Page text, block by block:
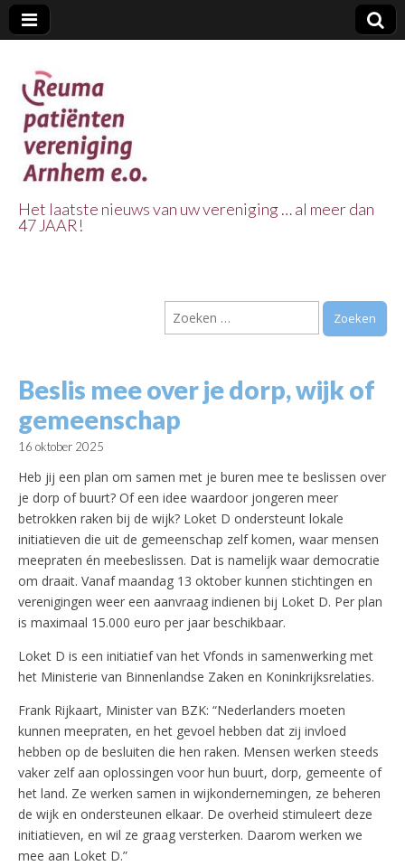
Vereniging
Arnhem e.o.
Het laatste nieuws van uw vereniging … al meer dan
47 JAAR!
Zoeken
naar:
Beslis mee over je dorp, wijk of
gemeenschap
16 oktober 2025
Heb jij een plan om samen met je buren mee te beslissen over
je dorp of buurt? Of een idee waardoor jongeren meer
betrokken raken bij de wijk? Loket D ondersteunt lokale
initiatieven die uit de gemeenschap zelf komen, waar mensen
meepraten én meebeslissen. Dat is namelijk waar democratie
om draait. Vanaf maandag 13 oktober kunnen stichtingen en
verenigingen weer een aanvraag indienen bij Loket D. Per plan
is maximaal 15.000 euro per jaar beschikbaar.
Loket D is een initiatief van het Vfonds in samenwerking met
het Ministerie van Binnenlandse Zaken en Koninkrijksrelaties.
Frank Rijkaart, Minister van BZK: “Nederlanders moeten
kunnen meepraten, en het gevoel hebben dat zij invloed
hebben op de besluiten die hen raken. Mensen werken steeds
vaker zelf aan oplossingen voor hun buurt, dorp, gemeente of
het land. Ze werken samen in wijkondernemingen, ze beheren
de wijk en ondersteunen elkaar. De overheid stimuleert deze
initiatieven, en wil ze graag versterken. Daarom werken we
mee aan Loket D.”